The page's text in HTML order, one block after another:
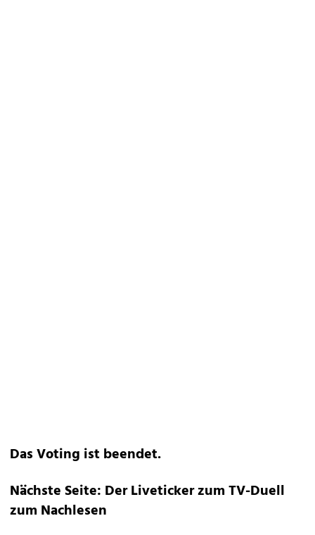
Das Voting ist beendet.
Nächste Seite: Der Liveticker zum TV-Duell
zum Nachlesen